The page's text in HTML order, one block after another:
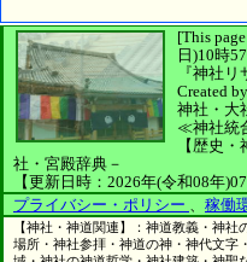
[This
日)10時
『神社
Created by
神社・大
≪神社統
【歴史
社・宮殿辞典－
【更新日時：2026年(令和08年
プライバシー・ポリシー
稼働
【神社・神道関連】：神道教義・神
場所・神社参拝・神道の神・神代文字